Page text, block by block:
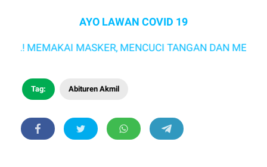
AYO LAWAN COVID 19
MASKER, MENCUCI TANGAN DAN MENJAGA
Tag: Abituren Akmil